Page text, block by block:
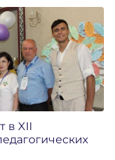
в XII